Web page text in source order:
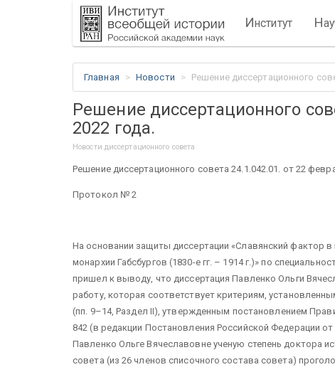
Институт Н
Главная Новости Решение диссертационного
Решение диссертационного
2022 года.
Новости диссертационного совета
Решение диссертационного совета 24.1.042.01. от 22
Протокол № 2
На основании защиты диссертации «Славянский фактор
монархии Габсбургов (1830-е гг. – 1914 г.)» по
пришел к выводу, что диссертация Павленко Ольги
работу, которая соответствует критериям,
(пп. 9–14, Раздел II), утвержденным постановлением
842 (в редакции Постановления Российской Федерации
Павленко Ольге Вячеславовне ученую степень доктора
совета (из 26 членов списочного состава совета)